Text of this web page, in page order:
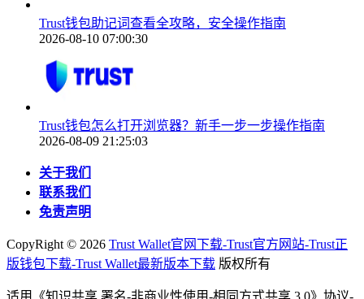
Trust钱包助记词查看全攻略，安全操作指南
2026-08-10 07:00:30
Trust钱包怎么打开浏览器？新手一步一步操作指南
2026-08-09 21:25:03
关于我们
联系我们
免责声明
CopyRight © 2026 Trust Wallet官网下载-Trust官方网站-Trust正
版钱包下载-Trust Wallet最新版本下载 版权所有
适用《知识共享 署名-非商业性使用-相同方式共享 3.0》协议-